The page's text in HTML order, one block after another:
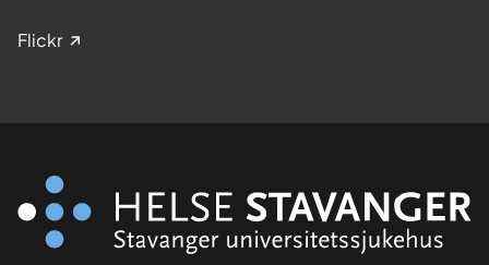
Flickr